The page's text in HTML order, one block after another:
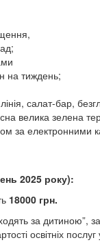
на тиждень;
салат-бар,
велика зелена
за електронними
2025 року):
18000 грн.
за дитиною”,
освітніх